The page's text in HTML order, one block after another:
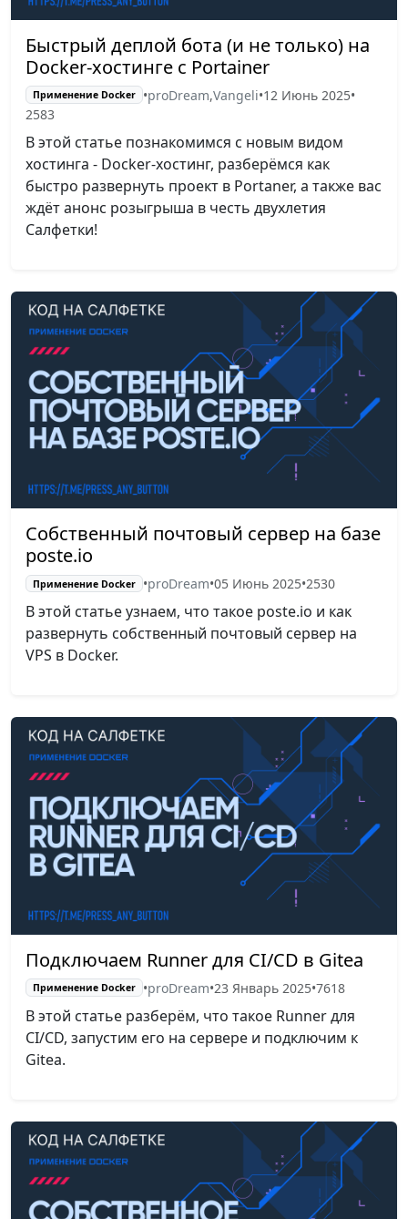
Быстрый деплой бота (и не только) на
Docker-хостинге с Portainer
Применение Docker •proDream,Vangeli•12 Июнь 2025•
2583
В этой статье познакомимся с новым видом
хостинга - Docker-хостинг, разберёмся как
быстро развернуть проект в Portaner, а также вас
ждёт анонс розыгрыша в честь двухлетия
Салфетки!
Собственный почтовый сервер на базе
poste.io
Применение Docker •proDream•05 Июнь 2025•2530
В этой статье узнаем, что такое poste.io и как
развернуть собственный почтовый сервер на
VPS в Docker.
Подключаем Runner для CI/CD в Gitea
Применение Docker •proDream•23 Январь 2025•7618
В этой статье разберём, что такое Runner для
CI/CD, запустим его на сервере и подключим к
Gitea.